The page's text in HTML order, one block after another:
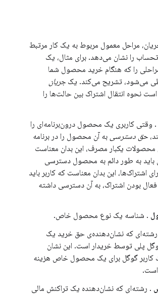
مراحل معمول مربوط به یک کار مرتبط
را نشان می‌دهد. برای مثال، یک
را که هنگام خرید محصول شما
می‌شود، تشریح می‌کند. یک جریان
نحوه انتقال اشتراک بین حالت‌ها را
. وقتی کاربری یک محصول درون‌برنامه‌ای را
حق دسترسی به آن محصول را در برنامه
محصولات یکبار مصرف، این بدان معناست
باید به طور دائم به محصول دسترسی
اشتراک‌ها، این بدان معناست که کاربر باید
بودن اشتراک، به آن دسترسی داشته
. شناسه یک نوع محصول خاص.
که نشان‌دهنده‌ی حق خرید یک
پلی توسط خریدار است. این نشان
گوگل برای یک محصول خاص هزینه
است.
. رشته‌ای که نشان‌دهنده یک تراکنش مالی